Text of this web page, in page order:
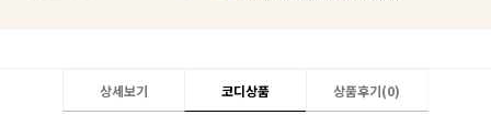
상세보기 코디상품 상품후기(0)